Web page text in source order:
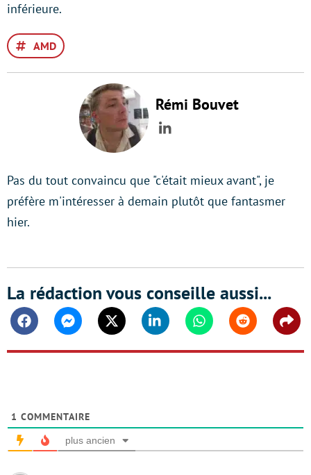
inférieure.
AMD
Rémi Bouvet
LinkedIn
Pas du tout convaincu que "c'était mieux avant", je
préfère m'intéresser à demain plutôt que fantasmer
hier.
La rédaction vous conseille aussi...
FacebookMessengerTwitter Linkedin WhatsappReddit
1 COMMENTAIRE
plus ancien